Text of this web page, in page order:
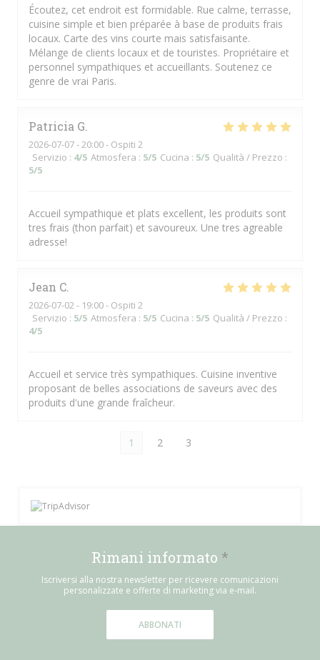
Écoutez, cet endroit est formidable. Rue calme, terrasse,
cuisine simple et bien préparée à base de produits frais
locaux. Carte des vins courte mais satisfaisante.
Mélange de clients locaux et de touristes. Propriétaire et
personnel sympathiques et accueillants. Soutenez ce
genre de vrai Paris.
Patricia G
2026-07-07- 20:00 - Ospiti 2
Servizio : 4/5 Atmosfera : 5/5 Cucina : 5/5 Qualità / Prezzo :
5/5
Accueil sympathique et plats excellent, les produits sont
tres frais (thon parfait) et savoureux. Une tres agreable
adresse!
Jean C
2026-07-02 - 19:00 - Ospiti 2
Servizio : 5/5 Atmosfera : 5/5 Cucina : 5/5 Qualità / Prezzo :
4/5
Accueil et service très sympathiques. Cuisine inventive
proposant de belles associations de saveurs avec des
produits d'une grande fraîcheur.
1 2 3
Rimani informato *
Iscriversi alla nostra newsletter per ricevere comunicazioni
personalizzate e offerte di marketing via e-mail.
ABBONATI